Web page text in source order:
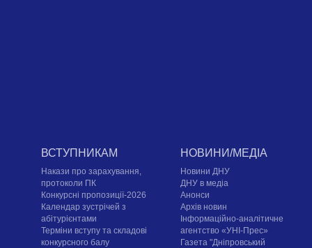
ВСТУПНИКАМ
Накази про зарахування,
протоколи ПК
Конкурсні пропозиції-2026
Календар зустрічей з
абітурієнтами
Терміни вступу та складові
конкурсного балу
НОВИНИ/МЕДІА
Новини ДНУ
ДНУ в медіа
Анонси
Архів новин
Інформаційно-аналітичне
агентство «УНІ-Прес»
Газета "Дніпровський